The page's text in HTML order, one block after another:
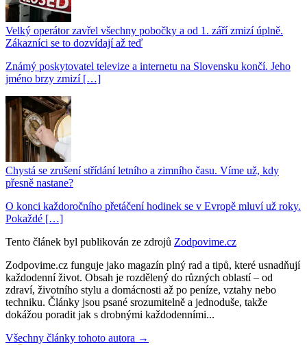
Velký operátor zavřel všechny pobočky a od 1. září zmizí úplně.
Zákazníci se to dozvídají až teď
Známý poskytovatel televize a internetu na Slovensku končí. Jeho
jméno brzy zmizí […]
Chystá se zrušení střídání letního a zimního času. Víme už, kdy
přesně nastane?
O konci každoročního přetáčení hodinek se v Evropě mluví už roky.
Pokaždé […]
Tento článek byl publikován ze zdrojů Zodpovime.cz
Zodpovime.cz funguje jako magazín plný rad a tipů, které usnadňují
každodenní život. Obsah je rozdělený do různých oblastí – od
zdraví, životního stylu a domácnosti až po peníze, vztahy nebo
techniku. Články jsou psané srozumitelně a jednoduše, takže
dokážou poradit jak s drobnými každodenními...
Všechny články tohoto autora →